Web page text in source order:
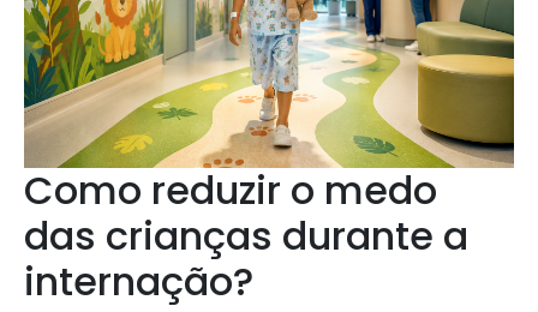
Como reduzir o medo
das crianças durante a
internação?